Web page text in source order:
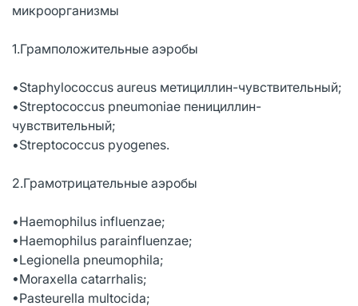
микроорганизмы
1.Грамположительные аэробы
•Staphylococcus aureus метициллин-чувствительный;
•Streptococcus pneumoniae пенициллин-
чувствительный;
•Streptococcus pyogenes.
2.Грамотрицательные аэробы
•Haemophilus influenzae;
•Haemophilus parainfluenzae;
•Legionella pneumophila;
•Moraxella catarrhalis;
•Pasteurella multocida;